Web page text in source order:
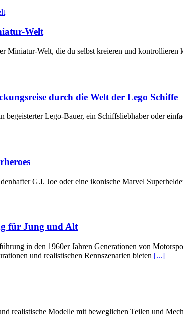
Welt
Miniatur-Welt, die du selbst kreieren und
durch die Welt der Lego Schiffe
Lego-Bauer, ein Schiffsliebhaber oder
G.I. Joe oder eine ikonische Marvel
für Jung und Alt
in den 1960er Jahren Generationen von
und realistischen Rennszenarien bieten [...]
realistische Modelle mit beweglichen Teilen und